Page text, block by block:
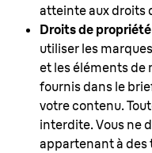
atteinte aux droits
Droits de
utiliser les
et les éléments de
fournis dans le
votre contenu.
interdite. Vous ne
appartenant à des